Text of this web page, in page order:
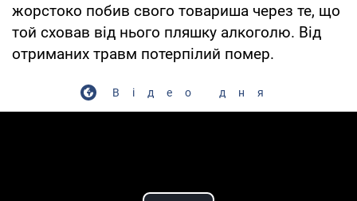
жорстоко побив свого товариша через те, що
той сховав від нього пляшку алкоголю. Від
отриманих травм потерпілий помер.
Відео дня